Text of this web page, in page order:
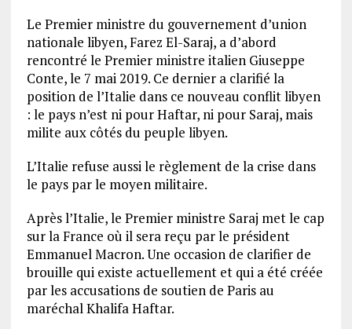
Le Premier ministre du gouvernement d’union
nationale libyen, Farez El-Saraj, a d’abord
rencontré le Premier ministre italien Giuseppe
Conte, le 7 mai 2019. Ce dernier a clarifié la
position de l’Italie dans ce nouveau conflit libyen
: le pays n’est ni pour Haftar, ni pour Saraj, mais
milite aux côtés du peuple libyen.
L’Italie refuse aussi le règlement de la crise dans
le pays par le moyen militaire.
Après l’Italie, le Premier ministre Saraj met le cap
sur la France où il sera reçu par le président
Emmanuel Macron. Une occasion de clarifier de
brouille qui existe actuellement et qui a été créée
par les accusations de soutien de Paris au
maréchal Khalifa Haftar.